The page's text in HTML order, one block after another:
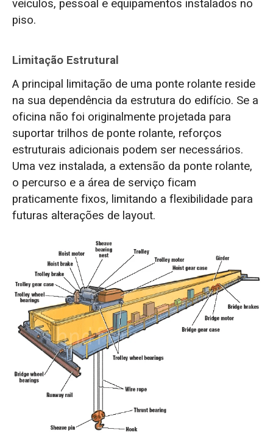
veículos, pessoal e equipamentos instalados no
piso.
Limitação Estrutural
A principal limitação de uma ponte rolante reside
na sua dependência da estrutura do edifício. Se a
oficina não foi originalmente projetada para
suportar trilhos de ponte rolante, reforços
estruturais adicionais podem ser necessários.
Uma vez instalada, a extensão da ponte rolante,
o percurso e a área de serviço ficam
praticamente fixos, limitando a flexibilidade para
futuras alterações de layout.